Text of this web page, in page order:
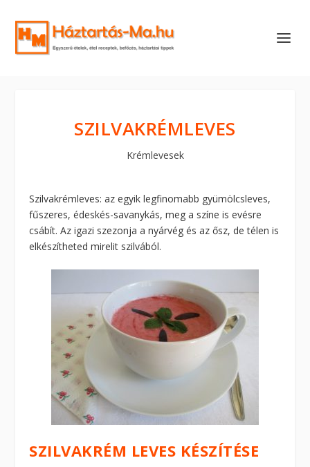
SZILVAKRÉMLEVES
Krémlevesek
Szilvakrémleves: az egyik legfinomabb gyümölcsleves,
fűszeres, édeskés-savanykás, meg a színe is evésre
csábít. Az igazi szezonja a nyárvég és az ősz, de télen is
elkészítheted mirelit szilvából.
SZILVAKRÉM LEVES KÉSZÍTÉSE